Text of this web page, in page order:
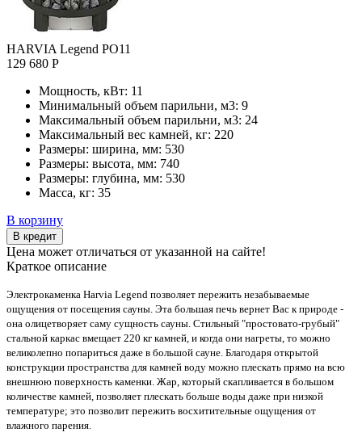
HARVIA Legend PO11
129 680 Р
Мощность, кВт: 11
Минимальный объем парильни, м3: 9
Максимальный объем парильни, м3: 24
Максимальный вес камней, кг: 220
Размеры: ширина, мм: 530
Размеры: высота, мм: 740
Размеры: глубина, мм: 530
Масса, кг: 35
В корзину
В кредит
Цена может отличаться от указанной на сайте!
Краткое описание
Электрокаменка Harvia Legend позволяет пережить незабываемые
ощущения от посещения сауны. Эта большая печь вернет Вас к природе -
она олицетворяет саму сущность сауны. Стильный "простовато-грубый"
стальной каркас вмещает 220 кг камней, и когда они нагреты, то можно
великолепно попариться даже в большой сауне. Благодаря открытой
конструкции пространства для камней воду можно плескать прямо на всю
внешнюю поверхность каменки. Жар, который скапливается в большом
количестве камней, позволяет плескать больше воды даже при низкой
температуре; это позволит пережить восхитительные ощущения от
влажного парения.